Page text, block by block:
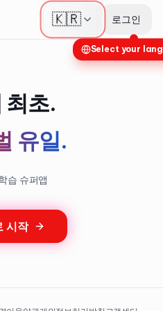
Select your
🇰🇷 로그인
최초.
유일.
습 슈퍼앱
시작